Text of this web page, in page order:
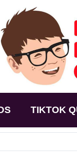
TIKTOK